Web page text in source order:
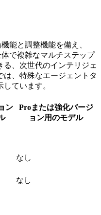
能と調整機能を備え、
で複雑なマルチステップ
る、次世代のインテリジェ
は、特殊なエージェントタ
ています。
ン
Proまたは強化バージ
ョン用のモデル
なし
なし